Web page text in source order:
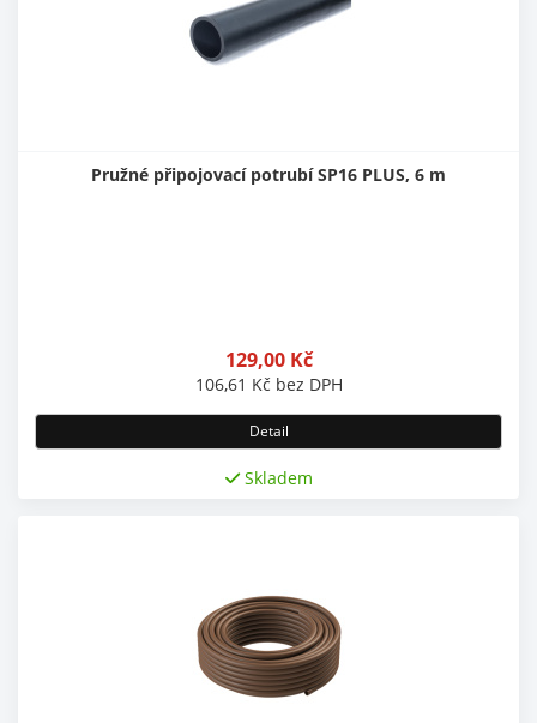
Pružné připojovací potrubí SP16 PLUS, 6 m
129,00 Kč
106,61 Kč bez DPH
Detail
Skladem